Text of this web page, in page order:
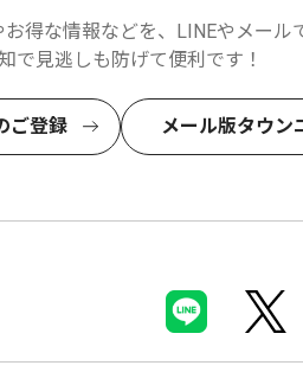
お得な情報などを、LINEやメール
で見逃しも防げて便利です！
ご登録 メール版タウン